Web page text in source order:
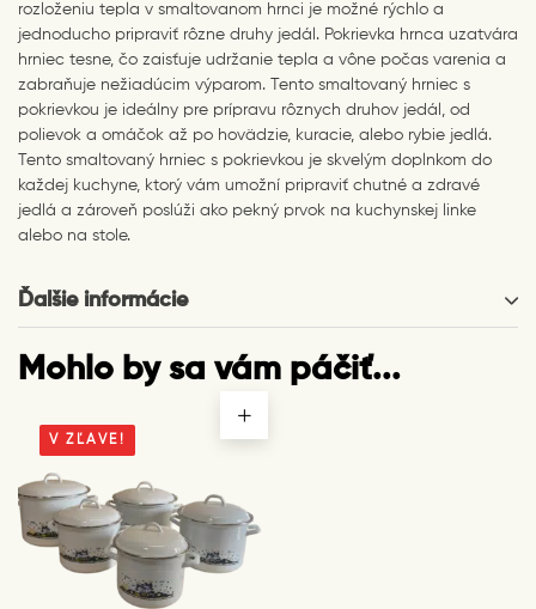
rozloženiu tepla v smaltovanom hrnci je možné rýchlo a
jednoducho pripraviť rôzne druhy jedál. Pokrievka hrnca uzatvára
hrniec tesne, čo zaisťuje udržanie tepla a vône počas varenia a
zabraňuje nežiadúcim výparom. Tento smaltovaný hrniec s
pokrievkou je ideálny pre prípravu rôznych druhov jedál, od
polievok a omáčok až po hovädzie, kuracie, alebo rybie jedlá.
Tento smaltovaný hrniec s pokrievkou je skvelým doplnkom do
každej kuchyne, ktorý vám umožní pripraviť chutné a zdravé
jedlá a zároveň poslúži ako pekný prvok na kuchynskej linke
alebo na stole.
Ďalšie informácie
Mohlo by sa vám páčiť...
V ZĽAVE!